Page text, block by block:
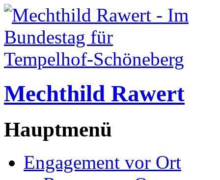
Mechthild Rawert
Hauptmenü
Engagement vor Ort